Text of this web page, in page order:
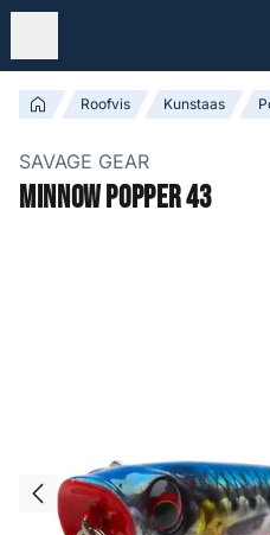
Roofvis Kunstaas
SAVAGE GEAR
Minnow Popper 43